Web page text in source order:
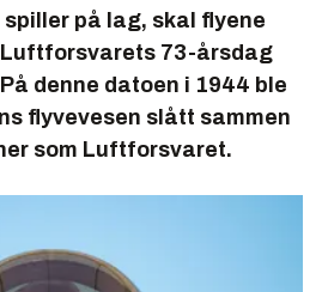
på lag, skal flyene
73-årsdag
denne datoen i 1944 ble
flyvevesen slått sammen
som Luftforsvaret.